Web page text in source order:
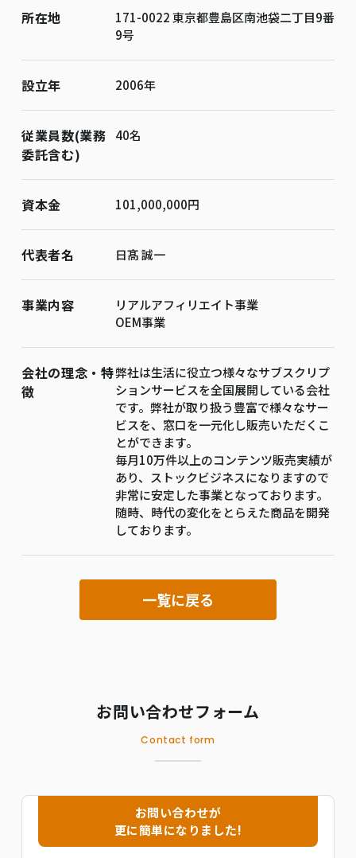
所在地
171-0022 東京都豊島区南池袋二丁目9番
9号
設立年 2006年
従業員数(業務
委託含む)
40名
資本金 101,000,000円
代表者名 日髙 誠一
事業内容
リアルアフィリエイト事業
OEM事業
会社の理念・特
徴
弊社は生活に役立つ様々なサブスクリプ
ションサービスを全国展開している会社
です。弊社が取り扱う豊富で様々なサー
ビスを、窓口を一元化し販売いただくこ
とができます。
毎月10万件以上のコンテンツ販売実績が
あり、ストックビジネスになりますので
非常に安定した事業となっております。
随時、時代の変化をとらえた商品を開発
しております。
一覧に戻る
お問い合わせフォーム
Contact form
お問い合わせが
更に簡単になりました!